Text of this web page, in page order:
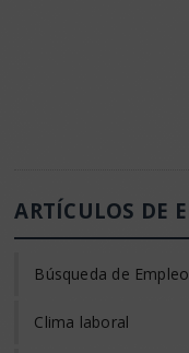
ARTÍCULOS DE
Búsqueda de Empleo
Clima laboral